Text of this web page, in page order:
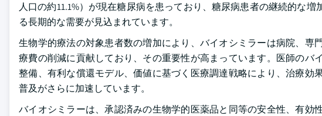
人口の約11.1%）が現在糖尿病を患っており、糖尿病患者の継続的な
る長期的な需要が見込まれています。
生物学的療法の対象患者数の増加により、バイオシミラーは病院、
療費の削減に貢献しており、その重要性が高まっています。医師の
整備、有利な償還モデル、価値に基づく医療調達戦略により、治療
普及がさらに加速しています。
バイオシミラーは、承認済みの生物学的医薬品と同等の安全性、有